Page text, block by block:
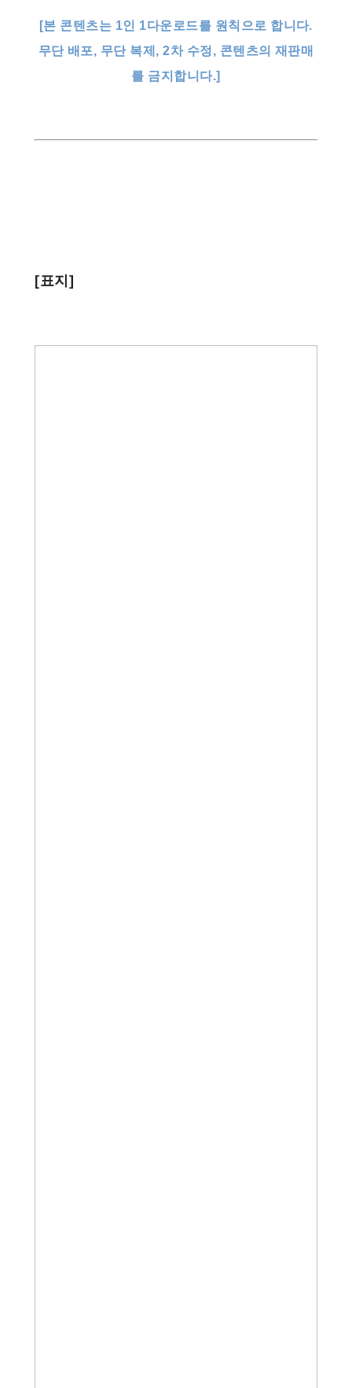
[본 콘텐츠는 1인 1다운로드를 원칙으로 합니다.
무단 배포, 무단 복제, 2차 수정, 콘텐츠의 재판매
를 금지합니다.]
[표지]